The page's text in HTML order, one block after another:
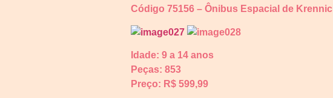
Código 75156 – Ônibus Espacial de Krennic
Idade: 9 a 14 anos
Peças: 853
Preço: R$ 599,99